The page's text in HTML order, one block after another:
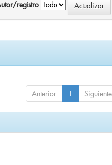
registro
Anterior 1 Siguiente